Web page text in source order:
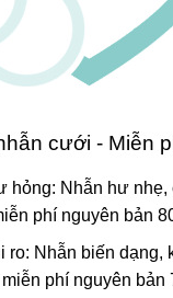
cưới - Miễn
hỏng: Nhẫn hư
phí nguyên bản
ro: Nhẫn biến
phí nguyên bản